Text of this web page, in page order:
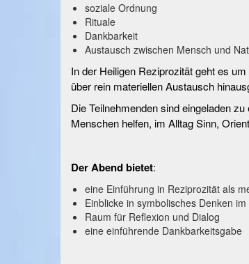
soziale Ordnung
Rituale
Dankbarkeit
Austausch zwischen Mensch und
In der Heiligen Reziprozität geht es um
über rein materiellen Austausch
Die Teilnehmenden sind eingeladen
Menschen helfen, im Alltag Sinn,
Der Abend bietet:
eine Einführung in Reziprozität als
Einblicke in symbolisches Denken
Raum für Reflexion und Dialog
eine einführende Dankbarkeitsgabe